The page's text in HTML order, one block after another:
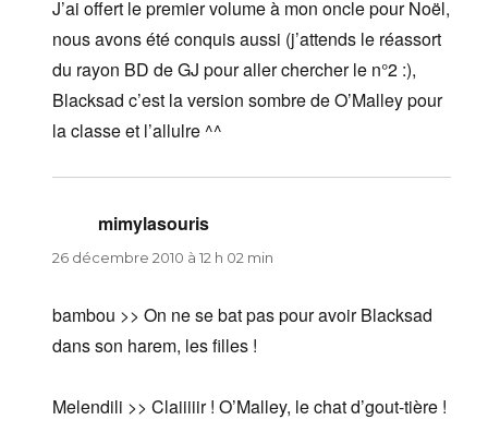
J’ai offert le premier volume à mon oncle pour Noël,
nous avons été conquis aussi (j’attends le réassort
du rayon BD de GJ pour aller chercher le n°2 :),
Blacksad c’est la version sombre de O’Malley pour
la classe et l’allulre ^^
mimylasouris
26 décembre 2010 à 12 h 02 min
bambou >> On ne se bat pas pour avoir Blacksad
dans son harem, les filles !
Melendili >> Claiiiiir ! O’Malley, le chat d’gout-tière !